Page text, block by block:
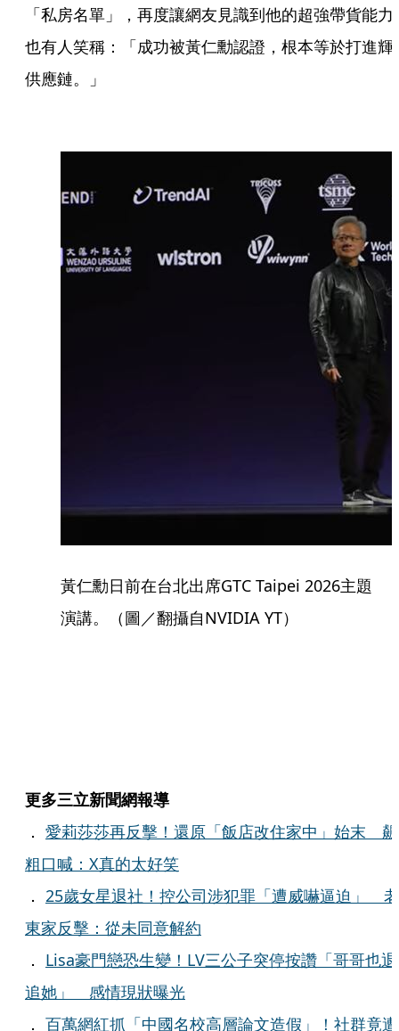
「私房名單」，再度讓網友見識到他的超強帶貨能力
也有人笑稱：「成功被黃仁勳認證，根本等於打進輝
供應鏈。」
黃仁勳日前在台北出席GTC Taipei 2026主題
演講。（圖／翻攝自NVIDIA YT）
更多三立新聞網報導
． 愛莉莎莎再反擊！還原「飯店改住家中」始末 飆
粗口喊：X真的太好笑
． 25歲女星退社！控公司涉犯罪「遭威嚇逼迫」 老
東家反擊：從未同意解約
． Lisa豪門戀恐生變！LV三公子突停按讚「哥哥也退
追她」 感情現狀曝光
． 百萬網紅抓「中國名校高層論文造假」！社群竟遭